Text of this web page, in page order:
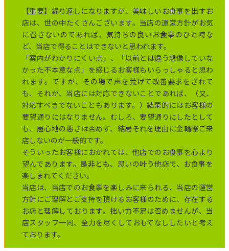
【重要】繰り返しになりますが、美味しいお食事を出すお
店は、世の中たくさんございます。当店の運営方針がお気
に召さないのであれば、気持ちの良いお食事のひと時な
ど、当店で得ることはできないと思われます。
「案内がわかりにくい点」、「以前とは違う想像していな
かった不本意な点」を感じるお客様もいらっしゃると思わ
れます。ですが、その場で声を荒げて改善要求をされて
も、それが、当店には対応できないことであれば、（又、
対応すべきでないこともあります。）結果的にはお客様の
要望通りにはなりません。むしろ、要望通りにしたとして
も、居心地の悪さは否めず、結局それを理由に金輪際ご来
店しないのが一般的です。
そういったお客様におかれては、他店でのお食事を心より
望んであります。是非とも、思いの叶う他店で、お食事を
楽しまれてください。
当店は、当店でのお食事を楽しみに来られる、当店の運営
方針にご理解とご支持を頂けるお客様のために、存在する
お店と理解しております。拙い力不足は否めませんが、当
店スタッフ一同、全力を尽くしておもてなししたいと考え
ております。